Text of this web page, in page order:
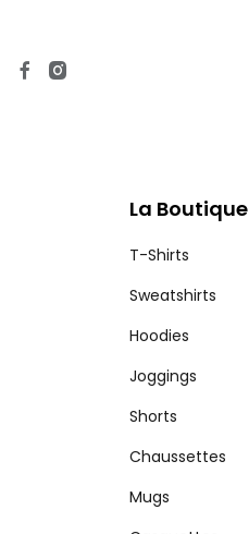
La Boutique
T-Shirts
Sweatshirts
Hoodies
Joggings
Shorts
Chaussettes
Mugs